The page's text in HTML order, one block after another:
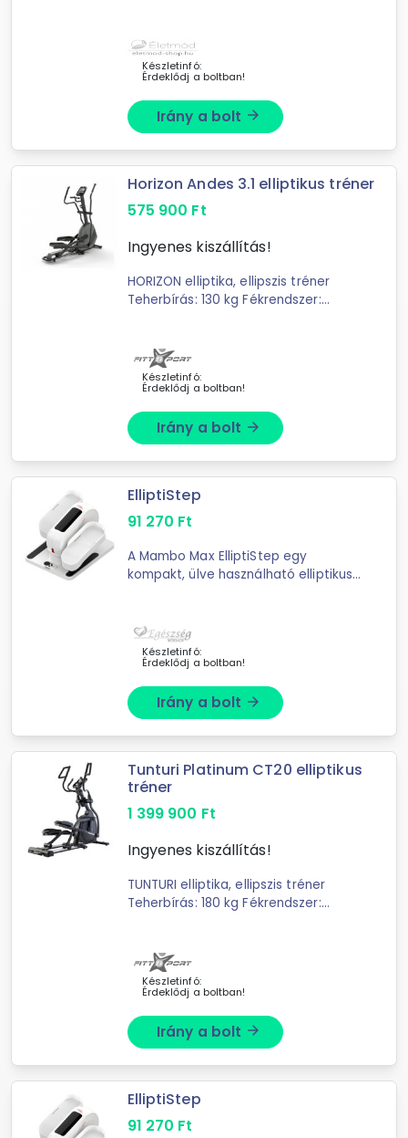
vagy rehabilitációs célú használatra.
Készletinfó:
Érdeklődj a boltban!
Irány a bolt arrow_forward
Horizon Andes 3.1 elliptikus tréner
575 900 Ft
Ingyenes kiszállítás!
HORIZON elliptika, ellipszis tréner
Teherbírás: 130 kg Fékrendszer:
Edzésprogramok: ...
Készletinfó:
Érdeklődj a boltban!
Irány a bolt arrow_forward
ElliptiStep
91 270 Ft
A Mambo Max ElliptiStep egy
kompakt, ülve használható elliptikus
vagy rehabilitációs célú használatra.
A ...Készletinfó:
Érdeklődj a boltban!
Irány a bolt arrow_forward
Tunturi Platinum CT20 elliptikus
tréner
1 399 900 Ft
Ingyenes kiszállítás!
TUNTURI elliptika, ellipszis tréner
Teherbírás: 180 kg Fékrendszer:
Edzésprogramok: ...
Készletinfó:
Érdeklődj a boltban!
Irány a bolt arrow_forward
ElliptiStep
91 270 Ft